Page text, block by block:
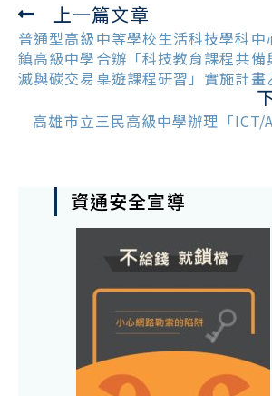
Read
more
articles
上一篇文章
普通型高級中等學校生活科技學科中
鎮高級中學合辦「科技教育課程共備
滅與碳交易桌遊課程研習」實施計畫
高雄市立三民高級中學辦理「ICT/
資通安全宣導